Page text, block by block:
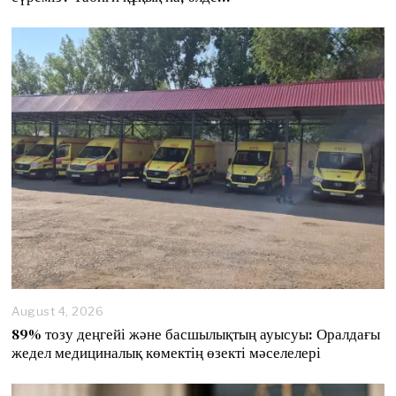
t
8
,
2
0
2
6
August 4, 2026
89% тозу деңгейі және басшылықтың ауысуы: Оралдағы
жедел медициналық көмектің өзекті мәселелері